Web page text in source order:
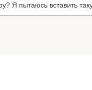
Я пытаюсь вставить